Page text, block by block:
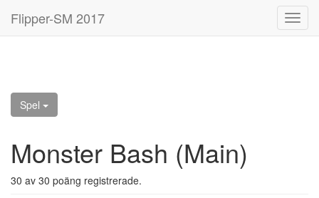
Flipper-SM 2017
Spel
Monster Bash (Main)
30 av 30 poäng registrerade.